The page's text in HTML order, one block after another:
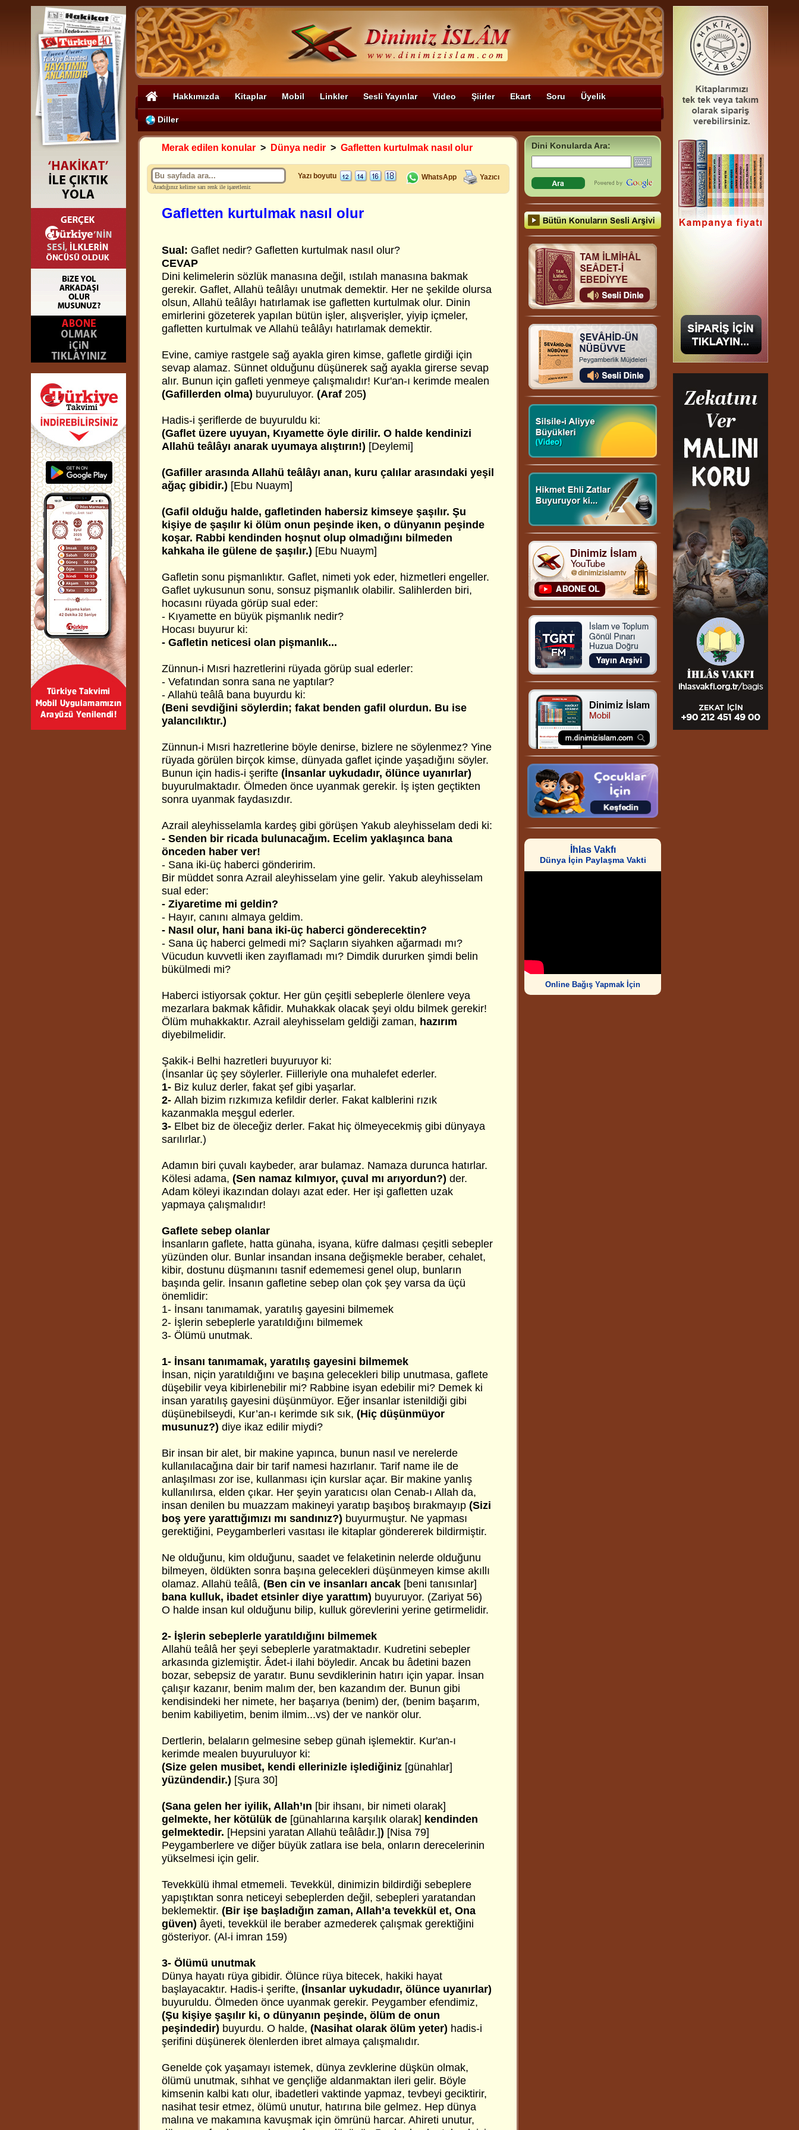
Hakkımızda Kitaplar Mobil Linkler Sesli Yayınlar Video Şiirler Ekart Soru Üyelik
Diller
Merak edilen konular > Dünya nedir > Gafletten kurtulmak nasıl olur
Aradığınız kelime sarı renk ile işaretlenir.
Yazı boyutu WhatsApp Yazıcı
Gafletten kurtulmak nasıl olur
Sual: Gaflet nedir? Gafletten kurtulmak nasıl olur?
CEVAP
Dini kelimelerin sözlük manasına değil, ıstılah manasına bakmak
gerekir. Gaflet, Allahü teâlâyı unutmak demektir. Her ne şekilde olursa
olsun, Allahü teâlâyı hatırlamak ise gafletten kurtulmak olur. Dinin
emirlerini gözeterek yapılan bütün işler, alışverişler, yiyip içmeler,
gafletten kurtulmak ve Allahü teâlâyı hatırlamak demektir.
Evine, camiye rastgele sağ ayakla giren kimse, gafletle girdiği için
sevap alamaz. Sünnet olduğunu düşünerek sağ ayakla girerse sevap
alır. Bunun için gafleti yenmeye çalışmalıdır! Kur'an-ı kerimde mealen
(Gafillerden olma) buyuruluyor. (Araf 205)
Hadis-i şeriflerde de buyuruldu ki:
(Gaflet üzere uyuyan, Kıyamette öyle dirilir. O halde kendinizi
Allahü teâlâyı anarak uyumaya alıştırın!) [Deylemi]
(Gafiller arasında Allahü teâlâyı anan, kuru çalılar arasındaki yeşil
ağaç gibidir.) [Ebu Nuaym]
(Gafil olduğu halde, gafletinden habersiz kimseye şaşılır. Şu
kişiye de şaşılır ki ölüm onun peşinde iken, o dünyanın peşinde
koşar. Rabbi kendinden hoşnut olup olmadığını bilmeden
kahkaha ile gülene de şaşılır.) [Ebu Nuaym]
Gafletin sonu pişmanlıktır. Gaflet, nimeti yok eder, hizmetleri engeller.
Gaflet uykusunun sonu, sonsuz pişmanlık olabilir. Salihlerden biri,
hocasını rüyada görüp sual eder:
- Kıyamette en büyük pişmanlık nedir?
Hocası buyurur ki:
- Gafletin neticesi olan pişmanlık...
Zünnun-i Mısri hazretlerini rüyada görüp sual ederler:
- Vefatından sonra sana ne yaptılar?
- Allahü teâlâ bana buyurdu ki:
(Beni sevdiğini söylerdin; fakat benden gafil olurdun. Bu ise
yalancılıktır.)
Zünnun-i Mısri hazretlerine böyle denirse, bizlere ne söylenmez? Yine
rüyada görülen birçok kimse, dünyada gaflet içinde yaşadığını söyler.
Bunun için hadis-i şerifte (İnsanlar uykudadır, ölünce uyanırlar)
buyurulmaktadır. Ölmeden önce uyanmak gerekir. İş işten geçtikten
sonra uyanmak faydasızdır.
Azrail aleyhisselamla kardeş gibi görüşen Yakub aleyhisselam dedi ki:
- Senden bir ricada bulunacağım. Ecelim yaklaşınca bana
önceden haber ver!
- Sana iki-üç haberci gönderirim.
Bir müddet sonra Azrail aleyhisselam yine gelir. Yakub aleyhisselam
sual eder:
- Ziyaretime mi geldin?
- Hayır, canını almaya geldim.
- Nasıl olur, hani bana iki-üç haberci gönderecektin?
- Sana üç haberci gelmedi mi? Saçların siyahken ağarmadı mı?
Vücudun kuvvetli iken zayıflamadı mı? Dimdik dururken şimdi belin
bükülmedi mi?
Haberci istiyorsak çoktur. Her gün çeşitli sebeplerle ölenlere veya
mezarlara bakmak kâfidir. Muhakkak olacak şeyi oldu bilmek gerekir!
Ölüm muhakkaktır. Azrail aleyhisselam geldiği zaman, hazırım
diyebilmelidir.
Şakik-i Belhi hazretleri buyuruyor ki:
(İnsanlar üç şey söylerler. Fiilleriyle ona muhalefet ederler.
1- Biz kuluz derler, fakat şef gibi yaşarlar.
2- Allah bizim rızkımıza kefildir derler. Fakat kalblerini rızık
kazanmakla meşgul ederler.
3- Elbet biz de öleceğiz derler. Fakat hiç ölmeyecekmiş gibi dünyaya
sarılırlar.)
Adamın biri çuvalı kaybeder, arar bulamaz. Namaza durunca hatırlar.
Kölesi adama, (Sen namaz kılmıyor, çuval mı arıyordun?) der.
Adam köleyi ikazından dolayı azat eder. Her işi gafletten uzak
yapmaya çalışmalıdır!
Gaflete sebep olanlar
İnsanların gaflete, hatta günaha, isyana, küfre dalması çeşitli sebepler
yüzünden olur. Bunlar insandan insana değişmekle beraber, cehalet,
kibir, dostunu düşmanını tasnif edememesi genel olup, bunların
başında gelir. İnsanın gafletine sebep olan çok şey varsa da üçü
önemlidir:
1- İnsanı tanımamak, yaratılış gayesini bilmemek
2- İşlerin sebeplerle yaratıldığını bilmemek
3- Ölümü unutmak.
1- İnsanı tanımamak, yaratılış gayesini bilmemek
İnsan, niçin yaratıldığını ve başına gelecekleri bilip unutmasa, gaflete
düşebilir veya kibirlenebilir mi? Rabbine isyan edebilir mi? Demek ki
insan yaratılış gayesini düşünmüyor. Eğer insanlar istenildiği gibi
düşünebilseydi, Kur’an-ı kerimde sık sık, (Hiç düşünmüyor
musunuz?) diye ikaz edilir miydi?
Bir insan bir alet, bir makine yapınca, bunun nasıl ve nerelerde
kullanılacağına dair bir tarif namesi hazırlanır. Tarif name ile de
anlaşılması zor ise, kullanması için kurslar açar. Bir makine yanlış
kullanılırsa, elden çıkar. Her şeyin yaratıcısı olan Cenab-ı Allah da,
insan denilen bu muazzam makineyi yaratıp başıboş bırakmayıp (Sizi
boş yere yarattığımızı mı sandınız?) buyurmuştur. Ne yapması
gerektiğini, Peygamberleri vasıtası ile kitaplar göndererek bildirmiştir.
Ne olduğunu, kim olduğunu, saadet ve felaketinin nelerde olduğunu
bilmeyen, öldükten sonra başına gelecekleri düşünmeyen kimse akıllı
olamaz. Allahü teâlâ, (Ben cin ve insanları ancak [beni tanısınlar]
bana kulluk, ibadet etsinler diye yarattım) buyuruyor. (Zariyat 56)
O halde insan kul olduğunu bilip, kulluk görevlerini yerine getirmelidir.
2- İşlerin sebeplerle yaratıldığını bilmemek
Allahü teâlâ her şeyi sebeplerle yaratmaktadır. Kudretini sebepler
arkasında gizlemiştir. Âdet-i ilahi böyledir. Ancak bu âdetini bazen
bozar, sebepsiz de yaratır. Bunu sevdiklerinin hatırı için yapar. İnsan
çalışır kazanır, benim malım der, ben kazandım der. Bunun gibi
kendisindeki her nimete, her başarıya (benim) der, (benim başarım,
benim kabiliyetim, benim ilmim...vs) der ve nankör olur.
Dertlerin, belaların gelmesine sebep günah işlemektir. Kur'an-ı
kerimde mealen buyuruluyor ki:
(Size gelen musibet, kendi ellerinizle işlediğiniz [günahlar]
yüzündendir.) [Şura 30]
(Sana gelen her iyilik, Allah’ın [bir ihsanı, bir nimeti olarak]
gelmekte, her kötülük de [günahlarına karşılık olarak] kendinden
gelmektedir. [Hepsini yaratan Allahü teâlâdır.]) [Nisa 79]
Peygamberlere ve diğer büyük zatlara ise bela, onların derecelerinin
yükselmesi için gelir.
Tevekkülü ihmal etmemeli. Tevekkül, dinimizin bildirdiği sebeplere
yapıştıktan sonra neticeyi sebeplerden değil, sebepleri yaratandan
beklemektir. (Bir işe başladığın zaman, Allah’a tevekkül et, Ona
güven) âyeti, tevekkül ile beraber azmederek çalışmak gerektiğini
gösteriyor. (Al-i imran 159)
3- Ölümü unutmak
Dünya hayatı rüya gibidir. Ölünce rüya bitecek, hakiki hayat
başlayacaktır. Hadis-i şerifte, (İnsanlar uykudadır, ölünce uyanırlar)
buyuruldu. Ölmeden önce uyanmak gerekir. Peygamber efendimiz,
(Şu kişiye şaşılır ki, o dünyanın peşinde, ölüm de onun
peşindedir) buyurdu. O halde, (Nasihat olarak ölüm yeter) hadis-i
şerifini düşünerek ölenlerden ibret almaya çalışmalıdır.
Genelde çok yaşamayı istemek, dünya zevklerine düşkün olmak,
ölümü unutmak, sıhhat ve gençliğe aldanmaktan ileri gelir. Böyle
kimsenin kalbi katı olur, ibadetleri vaktinde yapmaz, tevbeyi geciktirir,
nasihat tesir etmez, ölümü unutur, hatırına bile gelmez. Hep dünya
malına ve makamına kavuşmak için ömrünü harcar. Ahireti unutur,
Dini Konularda Ara:
İhlas Vakfı
Dünya İçin Paylaşma Vakti
Online Bağış Yapmak İçin